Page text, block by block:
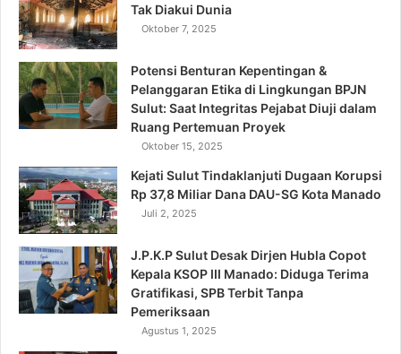
Tak Diakui Dunia
Oktober 7, 2025
Potensi Benturan Kepentingan &
Pelanggaran Etika di Lingkungan BPJN
Sulut: Saat Integritas Pejabat Diuji dalam
Ruang Pertemuan Proyek
Oktober 15, 2025
Kejati Sulut Tindaklanjuti Dugaan Korupsi
Rp 37,8 Miliar Dana DAU-SG Kota Manado
Juli 2, 2025
J.P.K.P Sulut Desak Dirjen Hubla Copot
Kepala KSOP III Manado: Diduga Terima
Gratifikasi, SPB Terbit Tanpa
Pemeriksaan
Agustus 1, 2025